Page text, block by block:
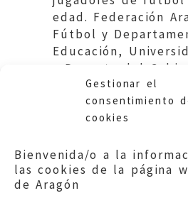
Gestionar el
consentimiento
cookies
Bienvenida/o a la
las cookies de la página
de Aragón
edad. Federación
Fútbol y
Educación,
y Deporte del
Aragón.